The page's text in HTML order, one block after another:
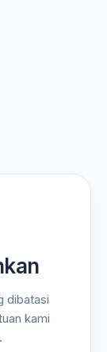
dibatasi
kami